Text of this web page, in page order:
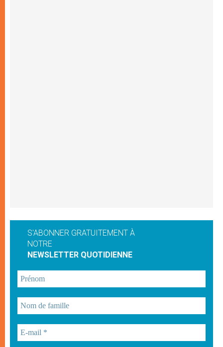
S'ABONNER GRATUITEMENT À
NOTRE
NEWSLETTER QUOTIDIENNE